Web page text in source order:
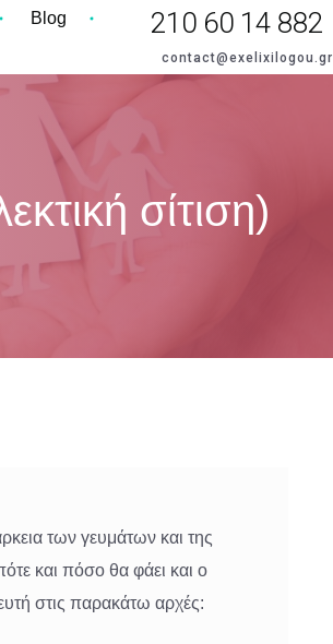
Blog
210 60 14 882
contact@exelixilogou.gr
σίτιση)
των γευμάτων και της
και πόσο θα φάει και ο
στις παρακάτω αρχές: